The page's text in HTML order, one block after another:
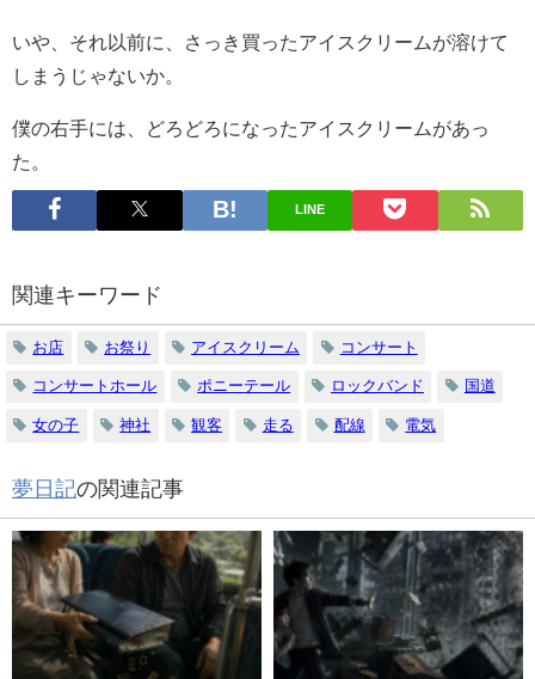
いや、それ以前に、さっき買ったアイスクリームが溶けて
しまうじゃないか。
僕の右手には、どろどろになったアイスクリームがあっ
た。
LINE
関連キーワード
お店 お祭り アイスクリーム コンサート
コンサートホール ポニーテール ロックバンド 国道
女の子 神社 観客 走る 配線 電気
夢日記の関連記事